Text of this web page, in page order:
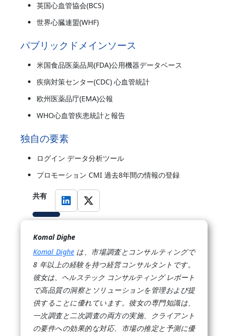
英国心血管協会(BCS)
世界心臓連盟(WHF)
パブリックドメインソース
米国食品医薬品局(FDA)公用機器データベース
疾病対策センター(CDC) 心血管統計
欧州医薬品庁(EMA)公報
WHO心血管疾患統計と報告
独自の要素
ログイン データ分析ツール
プロモーション CMI 過去8年間の情報の登録
共有
Komal Dighe
Komal Digheは、市場調査とコンサルティングで
8 年以上の経験を持つ経営コンサルタントです。
彼女は、ヘルステック コンサルティング レポート
で高品質の洞察とソリューションを管理および提
供することに優れています。彼女の専門知識は、
一次調査と二次調査の両方の実施、クライアント
の要件への効果的な対応、市場の推定と予測に優